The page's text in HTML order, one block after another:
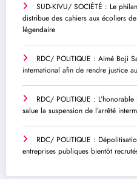
SUD-KIVU/ SOCIÉTÉ : Le
distribue des cahiers aux écoliers
légendaire
RDC/ POLITIQUE : Aimé Boji
international afin de rendre justice
RDC/ POLITIQUE :
salue la suspension de l’arrêté
RDC/ POLITIQUE :
entreprises publiques bientôt